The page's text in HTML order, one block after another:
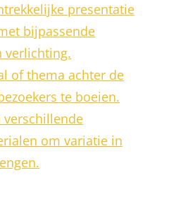
presentatie
bijpassende
verlichting.
of thema achter de
te boeien.
verschillende
om variatie in